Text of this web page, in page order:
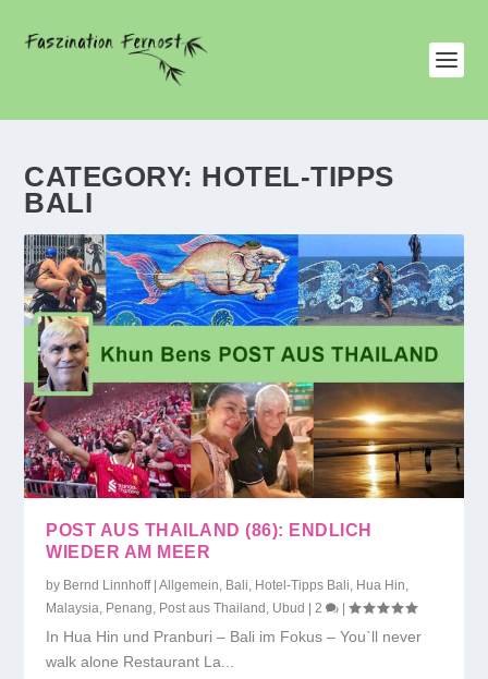
CATEGORY: HOTEL-TIPPS
BALI
POST AUS THAILAND (86): ENDLICH
WIEDER AM MEER
by Bernd Linnhoff|Allgemein Bali Hotel-Tipps Bali Hua Hin
Malaysia Penang Post aus Thailand Ubud | 2 |
In Hua Hin und Pranburi – Bali im Fokus – You`ll never
walk alone Restaurant La...